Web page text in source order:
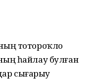
тотороҡло
һайлау булған
сығарыу